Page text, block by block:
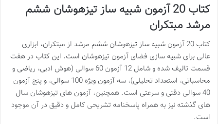
کتاب 20 آزمون شبیه ساز تیزهوشان ششم
مرشد مبتکران
کتاب 20 آزمون شبیه ساز تیزهوشان ششم مرشد از مبتکران، ابزاری
عالی برای شبیه سازی فضای آزمون تیزهوشان است. این کتاب در هفت
قسمت تالیف شده و شامل 12 آزمون 60 سوالی (هوش ادبی، ریاضی و
محاسباتی، استعداد تحلیلی)، سه آزمون ویژه 100 سوالی، و پنج آزمون
40 سوالی دقتی و سرعتی است. همچنین، آزمون های تیزهوشان سال
های گذشته نیز به همراه پاسخنامه تشریحی کامل و دقیق در آن موجود
است.